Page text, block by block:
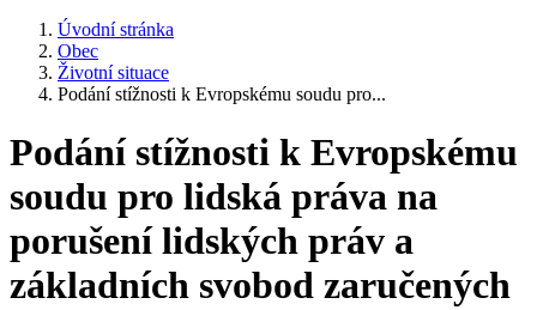
Úvodní stránka
Obec
Životní situace
Podání stížnosti k Evropskému soudu pro...
Podání stížnosti k Evropskému
soudu pro lidská práva na
porušení lidských práv a
základních svobod zaručených